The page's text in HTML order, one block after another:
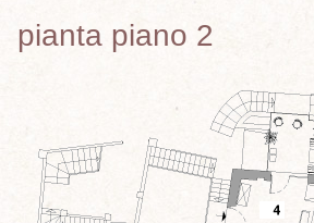
pianta piano 2